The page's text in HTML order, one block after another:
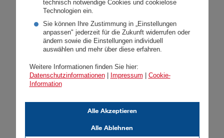
technisch notwendige Cookies und cookielose
Technologien ein.
Sie können Ihre Zustimmung in „Einstellungen
anpassen" jederzeit für die Zukunft widerrufen oder
ändern sowie die Einstellungen individuell
auswählen und mehr über diese erfahren.
Weitere Informationen finden Sie hier:
Datenschutzinformationen| Impressum
Cookie-
Information
Alle Ablehnen
Alle Akzeptieren
Landesdirektor in Tirol und Vorarlberg vorsteht.
Weiterlesen